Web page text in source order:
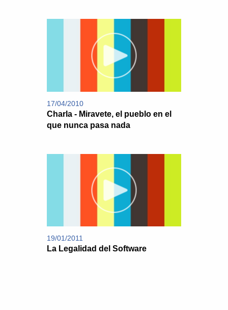
17/04/2010
Charla - Miravete, el pueblo en el
que nunca pasa nada
19/01/2011
La Legalidad del Software